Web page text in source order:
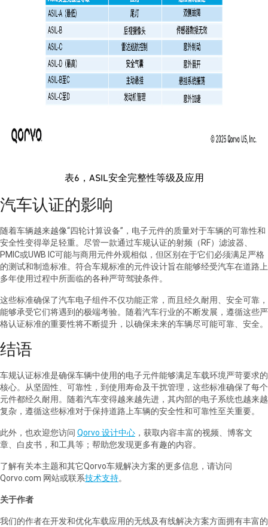
表6，ASIL安全完整性等级及应用
汽车认证的影响
随着车辆越来越像“四轮计算设备”，电子元件的质量对于车辆的可靠性和
安全性变得举足轻重。尽管一款通过车规认证的射频（RF）滤波器、
PMIC或UWB IC可能与商用元件外观相似，但区别在于它们必须满足严格
的测试和制造标准。符合车规标准的元件设计旨在能够经受汽车在道路上
多年使用过程中所面临的各种严苛驾驶条件。
这些标准确保了汽车电子组件不仅功能正常，而且经久耐用、安全可靠，
能够承受它们将遇到的极端考验。随着汽车行业的不断发展，遵循这些严
格认证标准的重要性将不断提升，以确保未来的车辆尽可能可靠、安全。
结语
车规认证标准是确保车辆中使用的电子元件能够满足车载环境严苛要求的
核心。从坚固性、可靠性，到使用寿命及干扰管理，这些标准确保了每个
元件都经久耐用。随着汽车变得越来越先进，其内部的电子系统也越来越
复杂，遵循这些标准对于保持道路上车辆的安全性和可靠性至关重要。
此外，也欢迎您访问 Qorvo 设计中心 ，获取内容丰富的视频、博客文
章、白皮书，和工具等；帮助您发现更多有趣的内容。
了解有关本主题和其它Qorvo车规解决方案的更多信息，请访问
Qorvo.com 网站或联系技术支持。
关于作者
我们的作者在开发和优化车载应用的无线及有线解决方案方面拥有丰富的